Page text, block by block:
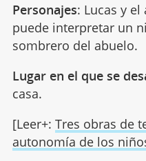
Personajes: Lucas y
puede interpretar un
sombrero del abuelo.
Lugar en el que se
casa.
[Leer+: Tres obras de
autonomía de los